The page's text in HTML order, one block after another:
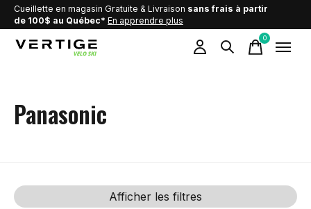
Cueillette en magasin Gratuite & Livraison sans frais à partir
de 100$ au Québec* En apprendre plus
0items
Panasonic
Afficher les filtres